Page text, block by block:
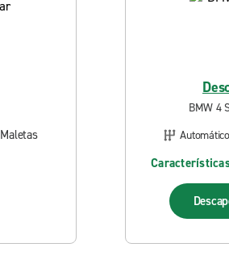
Maletas
BMW 4
Automático